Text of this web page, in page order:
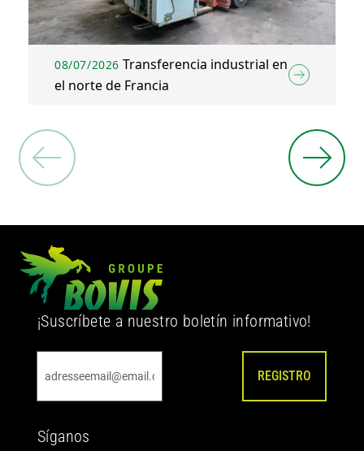
08/07/2026 Transferencia industrial en
el norte de Francia
¡Suscríbete a nuestro boletín informativo!
REGISTRO
Síganos